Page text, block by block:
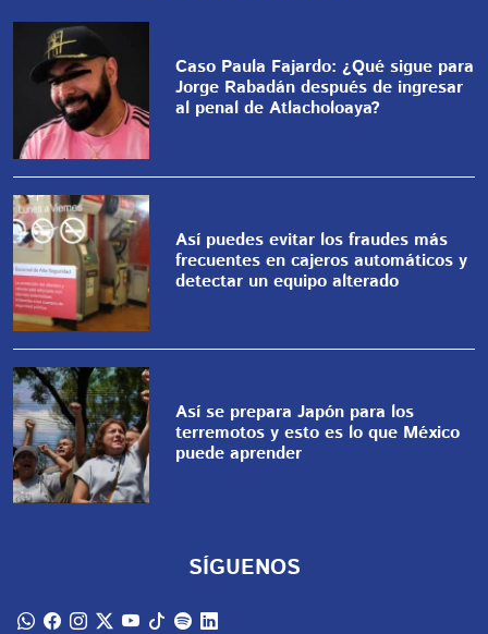
Caso Paula Fajardo: ¿Qué sigue para
Jorge Rabadán después de ingresar
al penal de Atlacholoaya?
Así puedes evitar los fraudes más
frecuentes en cajeros automáticos y
detectar un equipo alterado
Así se prepara Japón para los
terremotos y esto es lo que México
puede aprender
SÍGUENOS